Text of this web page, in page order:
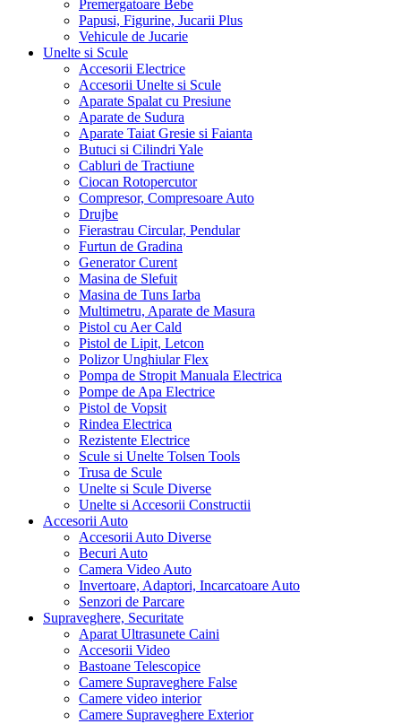
Premergatoare Bebe
Papusi, Figurine, Jucarii Plus
Vehicule de Jucarie
Unelte si Scule
Accesorii Electrice
Accesorii Unelte si Scule
Aparate Spalat cu Presiune
Aparate de Sudura
Aparate Taiat Gresie si Faianta
Butuci si Cilindri Yale
Cabluri de Tractiune
Ciocan Rotopercutor
Compresor, Compresoare Auto
Drujbe
Fierastrau Circular, Pendular
Furtun de Gradina
Generator Curent
Masina de Slefuit
Masina de Tuns Iarba
Multimetru, Aparate de Masura
Pistol cu Aer Cald
Pistol de Lipit, Letcon
Polizor Unghiular Flex
Pompa de Stropit Manuala Electrica
Pompe de Apa Electrice
Pistol de Vopsit
Rindea Electrica
Rezistente Electrice
Scule si Unelte Tolsen Tools
Trusa de Scule
Unelte si Scule Diverse
Unelte si Accesorii Constructii
Accesorii Auto
Accesorii Auto Diverse
Becuri Auto
Camera Video Auto
Invertoare, Adaptori, Incarcatoare Auto
Senzori de Parcare
Supraveghere, Securitate
Aparat Ultrasunete Caini
Accesorii Video
Bastoane Telescopice
Camere Supraveghere False
Camere video interior
Camere Supraveghere Exterior